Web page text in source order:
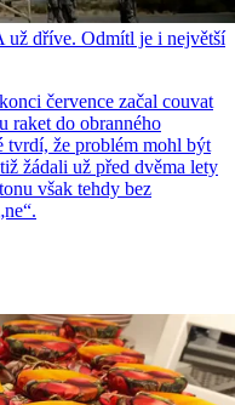
dříve. Odmítl je i největší
července začal couvat
raket do obranného
tvrdí, že problém mohl být
žádali už před dvěma lety
však tehdy bez